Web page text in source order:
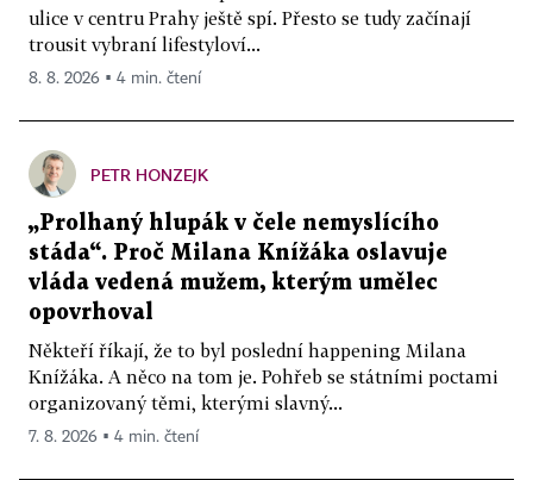
ulice v centru Prahy ještě spí. Přesto se tudy začínají
trousit vybraní lifestyloví...
8. 8. 2026 ▪ 4 min. čtení
PETR HONZEJK
„Prolhaný hlupák v čele nemyslícího
stáda“. Proč Milana Knížáka oslavuje
vláda vedená mužem, kterým umělec
opovrhoval
Někteří říkají, že to byl poslední happening Milana
Knížáka. A něco na tom je. Pohřeb se státními poctami
organizovaný těmi, kterými slavný...
7. 8. 2026 ▪ 4 min. čtení